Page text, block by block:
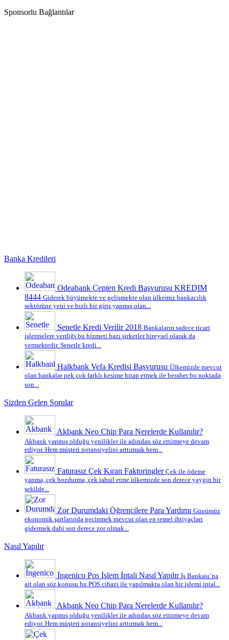
Sponsorlu Bağlantılar
Banka Kredileri
Odeabank Cepten Kredi Başvurusu KREDIM
8444 Giderek büyümekte ve gelişmekte olan ülkemiz bankacılık
sektörüne yeni ve hızlı bir giriş yapmış olan...
Senetle Kredi Verilir 2018 Bankaların sadece ticari
işletmelere verdiği bu hizmeti bazı şirketler bireysel olarak da
vermektedir. Senetle kredi...
Halkbank Vefa Kredisi Başvurusu Ülkemizde mevcut
olan bankalar pek çok farklı kesime hitap etmek ile beraber bu noktada
son...
Sizden Gelen Sorular
Akbank Neo Chip Para Nerelerde Kullanılır?
Akbank yapmış olduğu yenilikler ile adından söz ettirmeye devam
ediyor. Hem müşteri potansiyelini arttırmak hem...
Faturasız Çek Kıran Faktoringler Çek ile ödeme
yapma, çek bozdurma, çek tahsil etme ülkemizde son derece yaygın bir
şekilde...
Zor Durumdaki Öğrencilere Para Yardımı Günümüz
ekonomik şartlarında geçinmek mevcut olan en temel ihtiyaçları
gidermek dahi son derece zor olmak...
Nasıl Yapılır
İngenico Pos İşlem İptali Nasıl Yapılır İş Bankası’na
ait olan söz konusu bu POS cihazı ile yapılmakta olan bir işlemi iptal...
Akbank Neo Chip Para Nerelerde Kullanılır?
Akbank yapmış olduğu yenilikler ile adından söz ettirmeye devam
ediyor. Hem müşteri potansiyelini arttırmak hem...